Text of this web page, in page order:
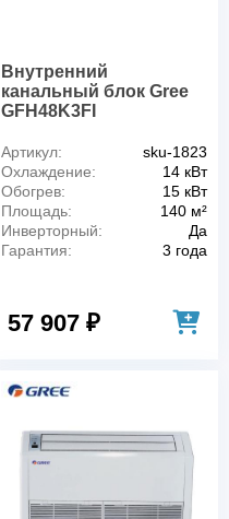
Внутренний
канальный блок Gree
GFH48K3FI
Артикул:
sku-1823
Охлаждение:
14 кВт
Обогрев:
15 кВт
Площадь:
140 м²
Инверторный:
Да
Гарантия:
3 года
57 907 ₽